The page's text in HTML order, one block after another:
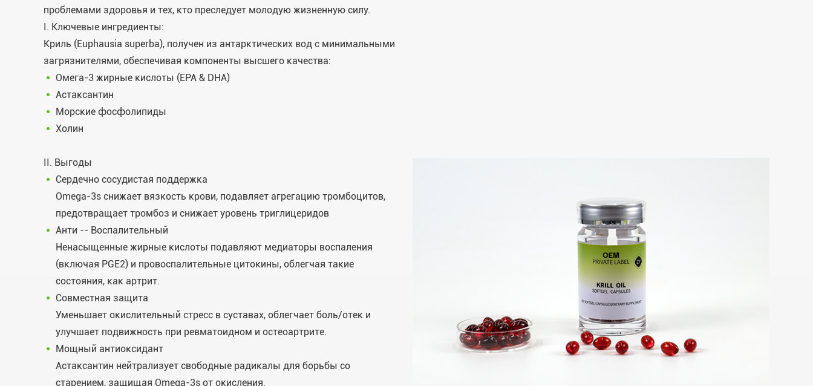
проблемами здоровья и тех, кто преследует молодую жизненную силу.
I. Ключевые ингредиенты:
Криль (Euphausia superba), получен из антарктических вод с минимальными
загрязнителями, обеспечивая компоненты высшего качества:
Омега-3 жирные кислоты (EPA & DHA)
Астаксантин
Морские фосфолипиды
Холин
II. Выгоды
Сердечно сосудистая поддержка
Omega-3s снижает вязкость крови, подавляет агрегацию тромбоцитов,
предотвращает тромбоз и снижает уровень триглицеридов
Анти -- Воспалительный
Ненасыщенные жирные кислоты подавляют медиаторы воспаления
(включая PGE2) и провоспалительные цитокины, облегчая такие
состояния, как артрит.
Совместная защита
Уменьшает окислительный стресс в суставах, облегчает боль/отек и
улучшает подвижность при ревматоидном и остеоартрите.
Мощный антиоксидант
Астаксантин нейтрализует свободные радикалы для борьбы со
старением, защищая Omega-3s от окисления.